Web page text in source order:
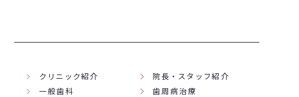
クリニック紹介
院長・スタッフ紹介
一般歯科
歯周病治療